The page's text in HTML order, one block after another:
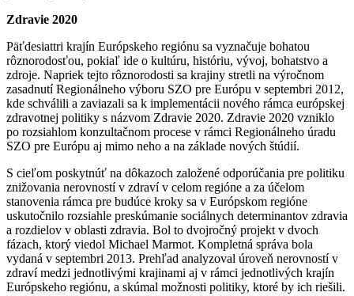
Zdravie 2020
Päťdesiattri krajín Európskeho regiónu sa vyznačuje bohatou
rôznorodosťou, pokiaľ ide o kultúru, históriu, vývoj, bohatstvo a
zdroje. Napriek tejto rôznorodosti sa krajiny stretli na výročnom
zasadnutí Regionálneho výboru SZO pre Európu v septembri 2012,
kde schválili a zaviazali sa k implementácii nového rámca európskej
zdravotnej politiky s názvom Zdravie 2020. Zdravie 2020 vzniklo
po rozsiahlom konzultačnom procese v rámci Regionálneho úradu
SZO pre Európu aj mimo neho a na základe nových štúdií.
S cieľom poskytnúť na dôkazoch založené odporúčania pre politiku
znižovania nerovností v zdraví v celom regióne a za účelom
stanovenia rámca pre budúce kroky sa v Európskom regióne
uskutočnilo rozsiahle preskúmanie sociálnych determinantov zdravia
a rozdielov v oblasti zdravia. Bol to dvojročný projekt v dvoch
fázach, ktorý viedol Michael Marmot. Kompletná správa bola
vydaná v septembri 2013. Prehľad analyzoval úroveň nerovností v
zdraví medzi jednotlivými krajinami aj v rámci jednotlivých krajín
Európskeho regiónu, a skúmal možnosti politiky, ktoré by ich riešili.